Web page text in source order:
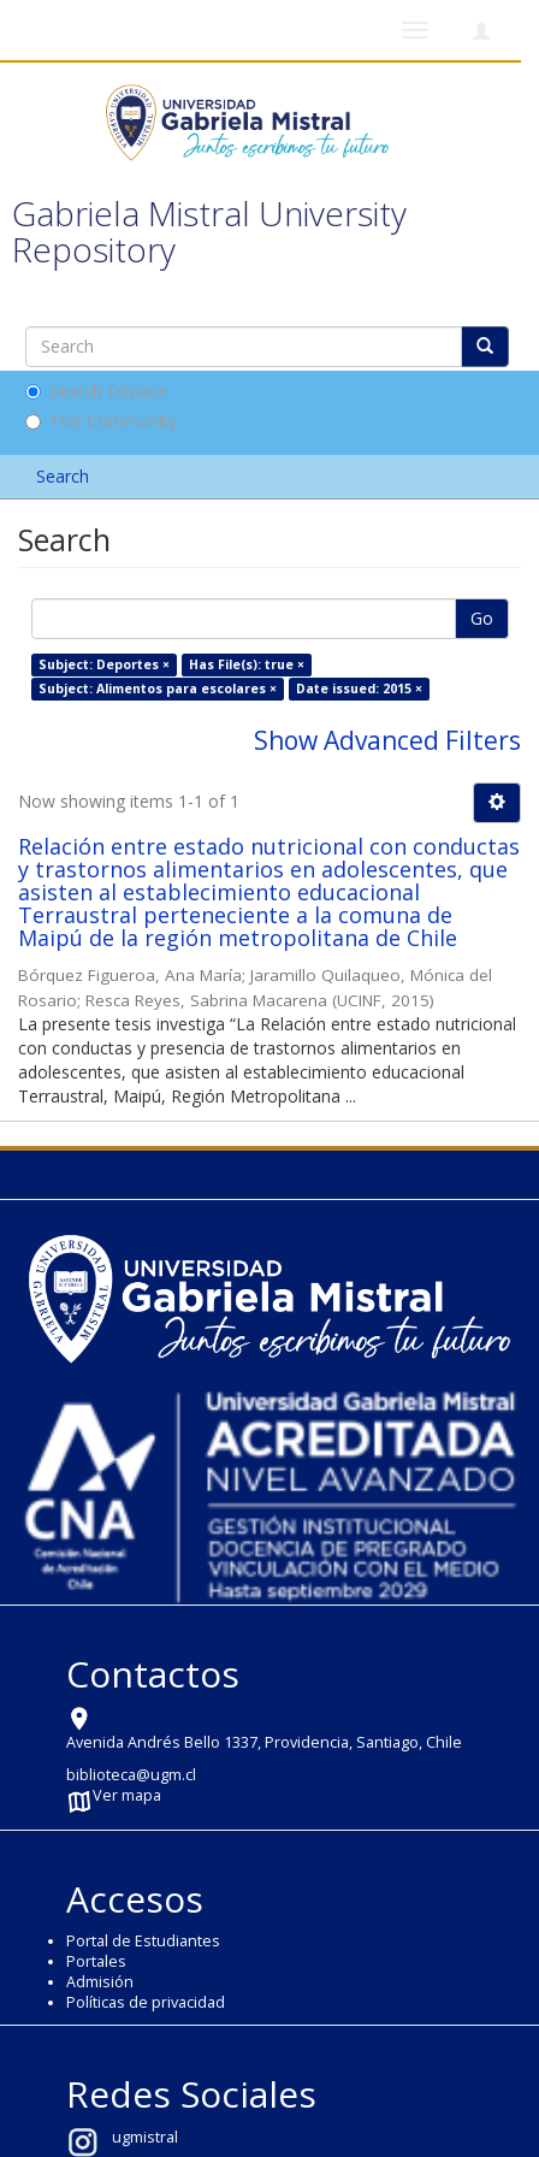
Gabriela Mistral University
Repository
Search DSpace
This Community
Search
Search
Go
Subject: Deportes ×
Has File(s): true ×
Subject: Alimentos para escolares ×
Date issued: 2015 ×
Show Advanced Filters
Now showing items 1-1 of 1
Relación entre estado nutricional con conductas
y trastornos alimentarios en adolescentes, que
asisten al establecimiento educacional
Terraustral perteneciente a la comuna de
Maipú de la región metropolitana de Chile
Bórquez Figueroa, Ana María; Jaramillo Quilaqueo, Mónica del
Rosario; Resca Reyes, Sabrina Macarena (UCINF, 2015)
La presente tesis investiga “La Relación entre estado nutricional
con conductas y presencia de trastornos alimentarios en
adolescentes, que asisten al establecimiento educacional
Terraustral, Maipú, Región Metropolitana ...
Contactos
Avenida Andrés Bello 1337, Providencia, Santiago, Chile
biblioteca@ugm.cl
Ver mapa
Accesos
Portal de Estudiantes
Portales
Admisión
Políticas de privacidad
Redes Sociales
ugmistral